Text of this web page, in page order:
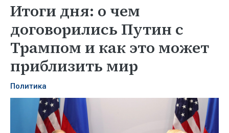
Итоги дня: о чем
договорились Путин с
Трампом и как это может
приблизить мир
Политика